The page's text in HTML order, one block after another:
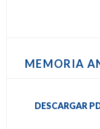
MEMORIA
DESCARGAR